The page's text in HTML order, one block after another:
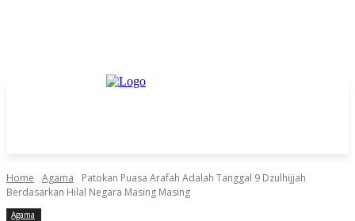
Home Agama
Patokan Puasa Arafah Adalah Tanggal 9 Dzulhijjah
Berdasarkan Hilal Negara Masing Masing
Agama